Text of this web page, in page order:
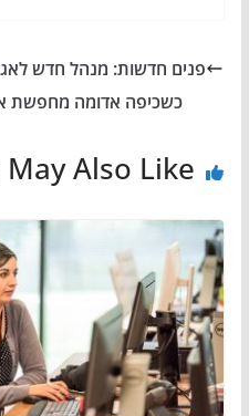
פנים חדשות: מנהל חדש
כשכיפה אדומה מחפשת
May Also Like